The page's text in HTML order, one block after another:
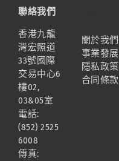
聯絡我們
香港九龍
灣宏照道
33號國際
交易中心6
樓02,
03&05室
電話:
(852) 2525
6008
傳真:
關於我們
事業發展
隱私政策
合同條款